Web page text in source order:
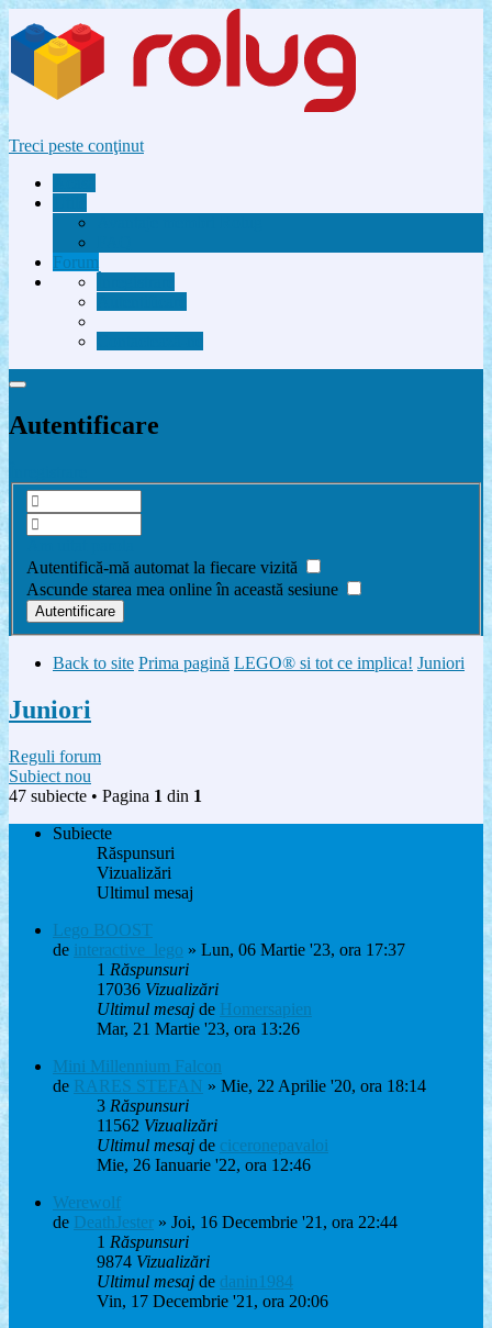
Treci peste conţinut
Forum
Autentificare
Autentifică-mă automat la fiecare vizită
Ascunde starea mea online în această sesiune
Back to site Prima pagină LEGO® si tot ce implica! Juniori
Juniori
Reguli forum
Subiect nou
47 subiecte • Pagina 1 din 1
Subiecte
Răspunsuri
Vizualizări
Ultimul mesaj
Lego BOOST
de interactive_lego » Lun, 06 Martie '23, ora 17:37
1 Răspunsuri
17036 Vizualizări
Ultimul mesaj de Homersapien
Mar, 21 Martie '23, ora 13:26
Mini Millennium Falcon
de RARES STEFAN » Mie, 22 Aprilie '20, ora 18:14
3 Răspunsuri
11562 Vizualizări
Ultimul mesaj de ciceronepavaloi
Mie, 26 Ianuarie '22, ora 12:46
Werewolf
de DeathJester » Joi, 16 Decembrie '21, ora 22:44
1 Răspunsuri
9874 Vizualizări
Ultimul mesaj de danin1984
Vin, 17 Decembrie '21, ora 20:06